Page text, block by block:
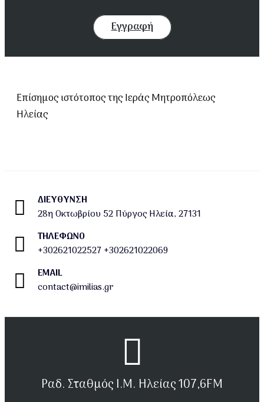
Εγγραφή
Επίσημος ιστότοπος της Ιεράς Μητροπόλεως
Ηλείας
ΔΙΕΎΘΥΝΣΗ
28η Οκτωβρίου 52 Πύργος Ηλεία, 27131
ΤΗΛΕΦΩΝΟ
+302621022527 +302621022069
EMAIL
contact@imilias.gr
Ραδ. Σταθμός Ι.Μ. Ηλείας 107,6FM